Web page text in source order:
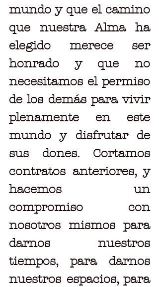
mundo y que el camino
que nuestra Alma ha
elegido merece ser
honrado y que no
necesitamos el permiso
de los demás para vivir
plenamente en este
mundo y disfrutar de
sus dones. Cortamos
contratos anteriores, y
hacemos un
compromiso con
nosotros mismos para
darnos nuestros
tiempos, para darnos
nuestros espacios, para